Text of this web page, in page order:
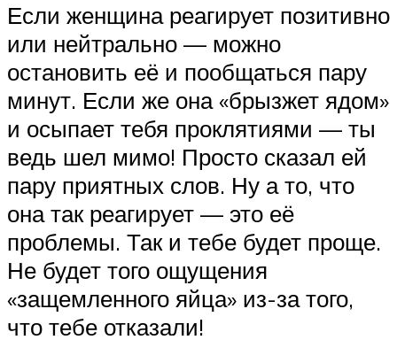
Если женщина реагирует позитивно
или нейтрально — можно
остановить её и пообщаться пару
минут. Если же она «брызжет ядом»
и осыпает тебя проклятиями — ты
ведь шел мимо! Просто сказал ей
пару приятных слов. Ну а то, что
она так реагирует — это её
проблемы. Так и тебе будет проще.
Не будет того ощущения
«защемленного яйца» из-за того,
что тебе отказали!